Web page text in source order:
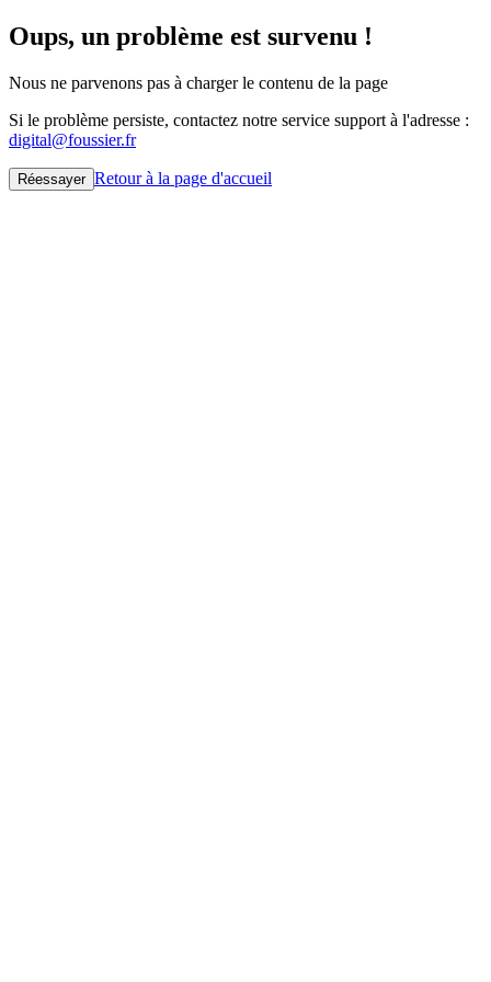
Oups, un problème est survenu !
Nous ne parvenons pas à charger le contenu de la page
Si le problème persiste, contactez notre service support à l'adresse :
digital@foussier.fr
Réessayer Retour à la page d'accueil